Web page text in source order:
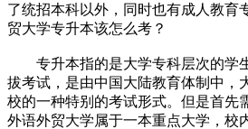
了统招本科以外，同时也有成人教育
贸大学专升本该怎么考？
专升本指的是大学专科层次的学
拔考试，是由中国大陆教育体制中，
校的一种特别的考试形式。但是首先
外语外贸大学属于一本重点大学，校